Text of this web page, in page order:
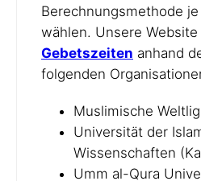
Berechnungsmethode
wählen. Unsere
Gebetszeiten anhand
folgenden
Muslimische
Universität der
Wissenschaften
Umm al-Qura